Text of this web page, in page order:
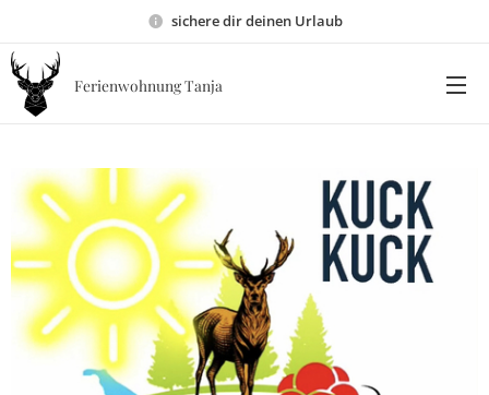
sichere dir deinen Urlaub
Ferienwohnung Tanja